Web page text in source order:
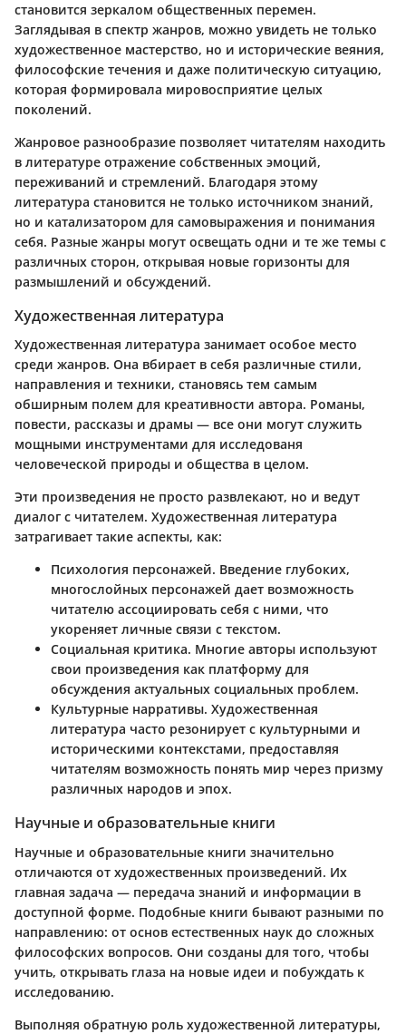
становится зеркалом общественных перемен.
Заглядывая в спектр жанров, можно увидеть не только
художественное мастерство, но и исторические веяния,
философские течения и даже политическую ситуацию,
которая формировала мировосприятие целых
поколений.
Жанровое разнообразие позволяет читателям находить
в литературе отражение собственных эмоций,
переживаний и стремлений. Благодаря этому
литература становится не только источником знаний,
но и катализатором для самовыражения и понимания
себя. Разные жанры могут освещать одни и те же темы с
различных сторон, открывая новые горизонты для
размышлений и обсуждений.
Художественная литература
Художественная литература занимает особое место
среди жанров. Она вбирает в себя различные стили,
направления и техники, становясь тем самым
обширным полем для креативности автора. Романы,
повести, рассказы и драмы — все они могут служить
мощными инструментами для исследованя
человеческой природы и общества в целом.
Эти произведения не просто развлекают, но и ведут
диалог с читателем. Художественная литература
затрагивает такие аспекты, как:
Психология персонажей. Введение глубоких,
многослойных персонажей дает возможность
читателю ассоциировать себя с ними, что
укореняет личные связи с текстом.
Социальная критика. Многие авторы используют
свои произведения как платформу для
обсуждения актуальных социальных проблем.
Культурные нарративы. Художественная
литература часто резонирует с культурными и
историческими контекстами, предоставляя
читателям возможность понять мир через призму
различных народов и эпох.
Научные и образовательные книги
Научные и образовательные книги значительно
отличаются от художественных произведений. Их
главная задача — передача знаний и информации в
доступной форме. Подобные книги бывают разными по
направлению: от основ естественных наук до сложных
философских вопросов. Они созданы для того, чтобы
учить, открывать глаза на новые идеи и побуждать к
исследованию.
Выполняя обратную роль художественной литературы,